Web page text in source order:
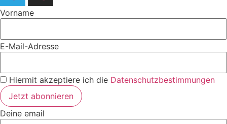
Vorname
E-Mail-Adresse
Hiermit akzeptiere ich die Datenschutzbestimmungen
Deine email